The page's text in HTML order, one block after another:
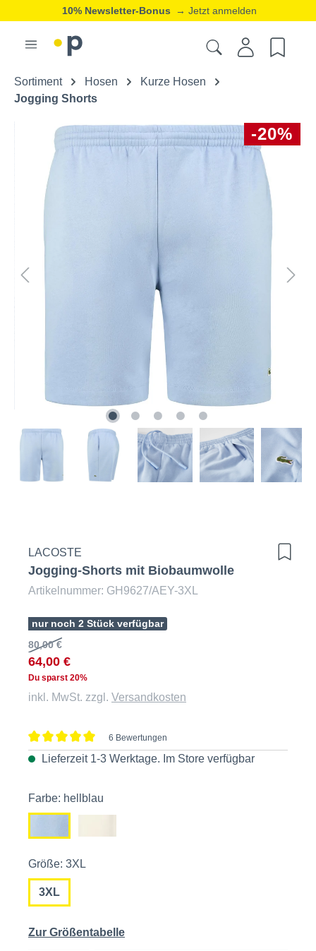
10% Newsletter-Bonus → Jetzt anmelden
Sortiment Hosen
Kurze Hosen
Jogging Shorts
-20%
LACOSTE
Jogging-Shorts mit Biobaumwolle
Artikelnummer: GH9627/AEY-3XL
nur noch 2 Stück verfügbar
80,00 €
64,00 €
Du sparst 20%
inkl. MwSt. zzgl. Versandkosten
Durchschnittliche Bewertung von 5 von 5 Sternen
6 Bewertungen
Lieferzeit 1-3 Werktage. Im Store verfügbar
Farbe: hellblau
Größe: 3XL
3XL
Zur Größentabelle